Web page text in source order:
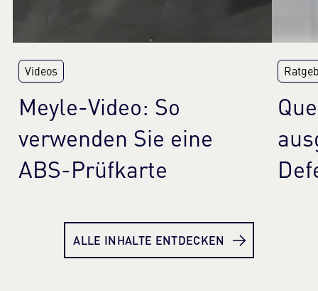
Videos
Meyle-Video: So
verwenden Sie eine
ABS-Prüfkarte
ALLE INHALTE ENTDECKEN